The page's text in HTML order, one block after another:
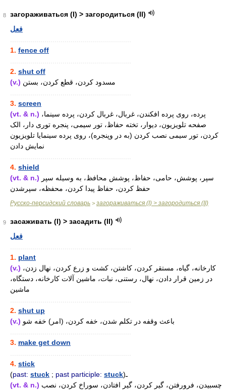
8
загораживаться (I) > загородиться (II)
فعل
1. fence off
2. shut off
(v.) مسدود کردن، قطع کردن، بستن
3. screen
(vt. & n.)
صفحه تلویزیون، دیوار، تخته حفاظ، تور سیمی، پنجره توری دار، الک
کردن، تور سیمی نصب کردن (به در وپنجره)، روی پرده سینمایا تلویزیون
نمایش دادن
4. shield
(vt. & n.)
حفظ کردن، حفاظ پیدا کردن، محفظه، سپرشدن
Русско-персидский словарь > загораживаться (I) > загородиться (II)
9
засаживать (I) > засадить (II)
فعل
1. plant
(v.)
در زمین قرار دادن، نهال، رستنی، نبات، ماشین آلات کارخانه، دستگاه،
ماشین
2. shut up
(v.) باعث وقفه در تکلم شدن، خفه کردن، (امر) خفه شو
3. make get down
4. stick
(past: stuck ; past participle: stuck )ـ
(vt. & n.)